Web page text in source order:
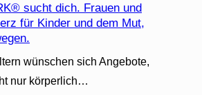
sucht dich. Frauen und
für Kinder und dem Mut,
wünschen sich Angebote,
nur körperlich…